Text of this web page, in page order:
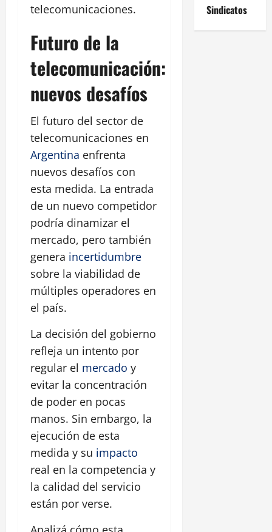
telecomunicaciones.
Futuro de la
telecomunicación:
nuevos desafíos
El futuro del sector de
telecomunicaciones en
Argentina enfrenta
nuevos desafíos con
esta medida. La entrada
de un nuevo competidor
podría dinamizar el
mercado, pero también
genera incertidumbre
sobre la viabilidad de
múltiples operadores en
el país.
La decisión del gobierno
refleja un intento por
regular el mercado y
evitar la concentración
de poder en pocas
manos. Sin embargo, la
ejecución de esta
medida y su impacto
real en la competencia y
la calidad del servicio
están por verse.
Sindicatos